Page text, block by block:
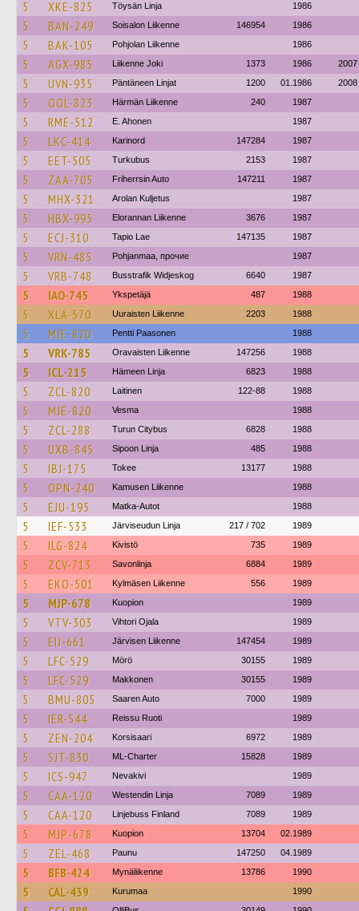
5 XKE-825 Töysän Linja 1986
5 BAN-249 Soisalon Liikenne 146954 1986
5 BAK-105 Pohjolan Liikenne 1986
5 AGX-985 Liikenne Joki 1373 1986 2007
5 UVN-935 Päntäneen Linjat 1200 01.1986 2008
5 OOL-823 Härmän Liikenne 240 1987
5 RME-512 E. Ahonen 1987
5 LKC-414 Karinord 147284 1987
5 EET-505 Turkubus 2153 1987
5 ZAA-705 Friherrsin Auto 147211 1987
5 MHX-321 Arolan Kuljetus 1987
5 HBX-995 Elorannan Liikenne 3676 1987
5 ECJ-310 Tapio Lae 147135 1987
5 VRN-485 Pohjanmaa, прочие 1987
5 VRB-748 Busstrafik Widjeskog 6640 1987
5 IAO-745 Ykspetäjä 487 1988
5 XLA-570 Uuraisten Liikenne 2203 1988
5 MJE-820 Pentti Paasonen 1988
5 VRK-785 Oravaisten Liikenne 147256 1988
5 ICL-215 Hämeen Linja 6823 1988
5 ZCL-820 Laitinen 122-88 1988
5 MJE-820 Vesma 1988
5 ZCL-288 Turun Citybus 6828 1988
5 UXB-845 Sipoon Linja 485 1988
5 IBJ-175 Tokee 13177 1988
5 OPN-240 Kamusen Liikenne 1988
5 EJU-195 Matka-Autot 1988
5 IEF-533 Järviseudun Linja 217 / 702 1989
5 ILG-824 Kivistö 735 1989
5 ZCV-713 Savonlinja 6884 1989
5 EKO-501 Kylmäsen Liikenne 556 1989
5 MJP-678 Kuopion 1989
5 VTV-303 Vihtori Ojala 1989
5 EIJ-661 Järvisen Liikenne 147454 1989
5 LFC-529 Mörö 30155 1989
5 LFC-529 Makkonen 30155 1989
5 BMU-805 Saaren Auto 7000 1989
5 IER-544 Reissu Ruoti 1989
5 ZEN-204 Korsisaari 6972 1989
5 SJT-830 ML-Charter 15828 1989
5 ICS-947 Nevakivi 1989
5 CAA-120 Westendin Linja 7089 1989
5 CAA-120 Linjebuss Finland 7089 1989
5 MJP-678 Kuopion 13704 02.1989
5 ZEL-468 Paunu 147250 04.1989
5 BFB-424 Mynäliikenne 13786 1990
5 CAL-439 Kurumaa 1990